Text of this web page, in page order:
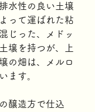
水性の良い土壌
って運ばれた粘
じった、メドッ
壌を持つが、上
の畑は、メルロ
ます。
醸造方で仕込